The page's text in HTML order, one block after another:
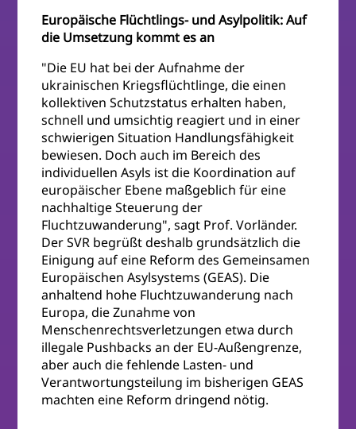
Europäische Flüchtlings- und Asylpolitik: Auf
die Umsetzung kommt es an
"Die EU hat bei der Aufnahme der
ukrainischen Kriegsflüchtlinge, die einen
kollektiven Schutzstatus erhalten haben,
schnell und umsichtig reagiert und in einer
schwierigen Situation Handlungsfähigkeit
bewiesen. Doch auch im Bereich des
individuellen Asyls ist die Koordination auf
europäischer Ebene maßgeblich für eine
nachhaltige Steuerung der
Fluchtzuwanderung", sagt Prof. Vorländer.
Der SVR begrüßt deshalb grundsätzlich die
Einigung auf eine Reform des Gemeinsamen
Europäischen Asylsystems (GEAS). Die
anhaltend hohe Fluchtzuwanderung nach
Europa, die Zunahme von
Menschenrechtsverletzungen etwa durch
illegale Pushbacks an der EU-Außengrenze,
aber auch die fehlende Lasten- und
Verantwortungsteilung im bisherigen GEAS
machten eine Reform dringend nötig.